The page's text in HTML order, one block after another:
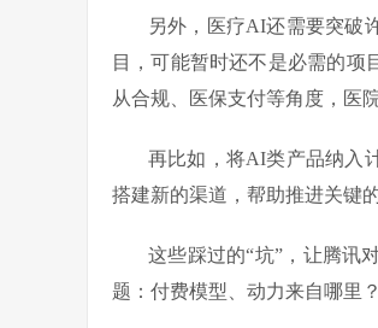
另外，医疗AI还需要突破
目，可能暂时还不是必需的项
从合规、医保支付等角度，医
再比如，将AI类产品纳入
搭建新的渠道，帮助推进关键
这些踩过的“坑”，让腾讯
题：付费模型、动力来自哪里